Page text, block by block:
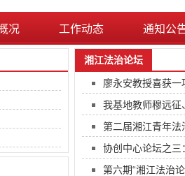
况 工作动态 通知公
湘江法治论坛
廖永安教授喜获
我基地教师穆远
第二届湘江青年法
协创中心论坛之
第六期“湘江法治